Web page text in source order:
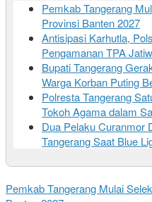
Pemkab Tangerang
Provinsi Banten 2027
Antisipasi Karhutla,
Pengamanan TPA
Bupati Tangerang
Warga Korban Puting
Polresta Tangerang
Tokoh Agama dalam
Dua Pelaku Curanmor
Tangerang Saat Blue
Pemkab Tangerang Mulai